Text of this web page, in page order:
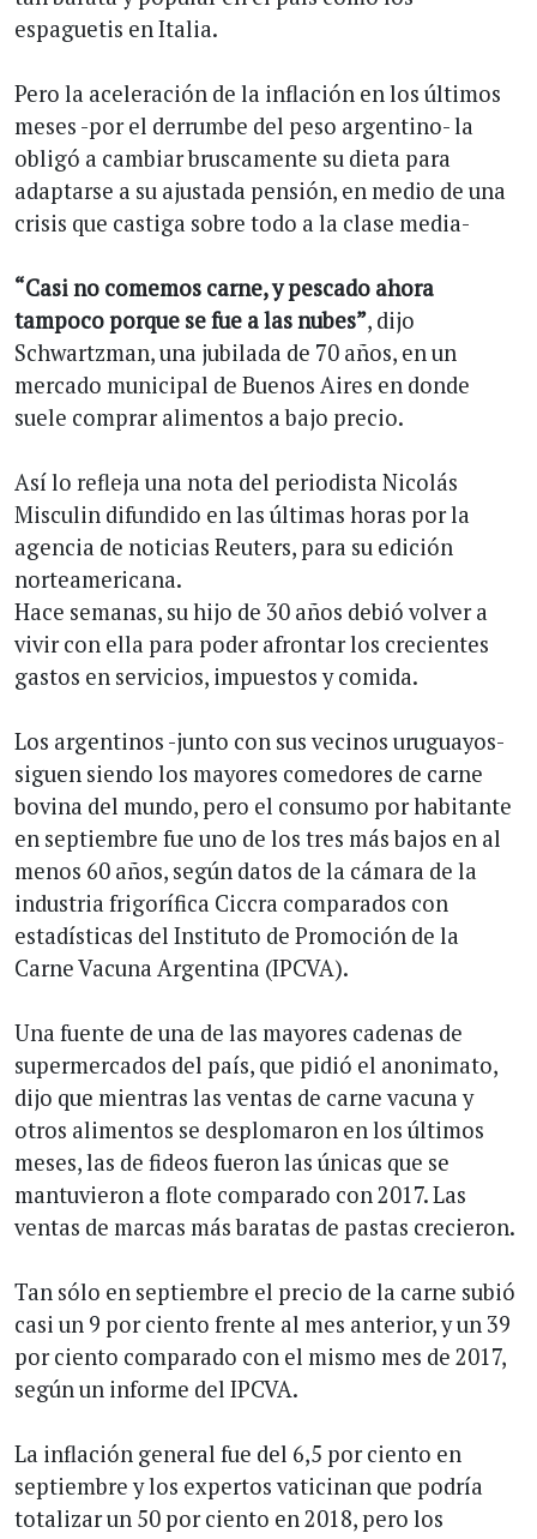
espaguetis en Italia.
Pero la aceleración de la inflación en los últimos
meses -por el derrumbe del peso argentino- la
obligó a cambiar bruscamente su dieta para
adaptarse a su ajustada pensión, en medio de una
crisis que castiga sobre todo a la clase media-
“Casi no comemos carne, y pescado ahora
tampoco porque se fue a las nubes”, dijo
Schwartzman, una jubilada de 70 años, en un
mercado municipal de Buenos Aires en donde
suele comprar alimentos a bajo precio.
Así lo refleja una nota del periodista Nicolás
Misculin difundido en las últimas horas por la
agencia de noticias Reuters, para su edición
norteamericana.
Hace semanas, su hijo de 30 años debió volver a
vivir con ella para poder afrontar los crecientes
gastos en servicios, impuestos y comida.
Los argentinos -junto con sus vecinos uruguayos-
siguen siendo los mayores comedores de carne
bovina del mundo, pero el consumo por habitante
en septiembre fue uno de los tres más bajos en al
menos 60 años, según datos de la cámara de la
industria frigorífica Ciccra comparados con
estadísticas del Instituto de Promoción de la
Carne Vacuna Argentina (IPCVA).
Una fuente de una de las mayores cadenas de
supermercados del país, que pidió el anonimato,
dijo que mientras las ventas de carne vacuna y
otros alimentos se desplomaron en los últimos
meses, las de fideos fueron las únicas que se
mantuvieron a flote comparado con 2017. Las
ventas de marcas más baratas de pastas crecieron.
Tan sólo en septiembre el precio de la carne subió
casi un 9 por ciento frente al mes anterior, y un 39
por ciento comparado con el mismo mes de 2017,
según un informe del IPCVA.
La inflación general fue del 6,5 por ciento en
septiembre y los expertos vaticinan que podría
totalizar un 50 por ciento en 2018, pero los